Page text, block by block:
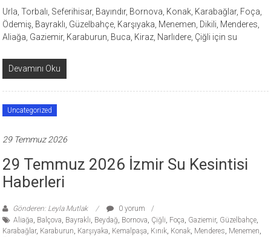
Urla, Torbalı, Seferihisar, Bayındır, Bornova, Konak, Karabağlar, Foça,
Ödemiş, Bayraklı, Güzelbahçe, Karşıyaka, Menemen, Dikili, Menderes,
Aliağa, Gaziemir, Karaburun, Buca, Kiraz, Narlıdere, Çiğli için su
Devamını Oku
Uncategorized
29 Temmuz 2026
29 Temmuz 2026 İzmir Su Kesintisi
Haberleri
Gönderen: Leyla Mutlak
0 yorum
Aliağa, Balçova, Bayraklı, Beydağ, Bornova, Çiğli, Foça, Gaziemir, Güzelbahçe,
Karabağlar, Karaburun, Karşıyaka, Kemalpaşa, Kınık, Konak, Menderes, Menemen,